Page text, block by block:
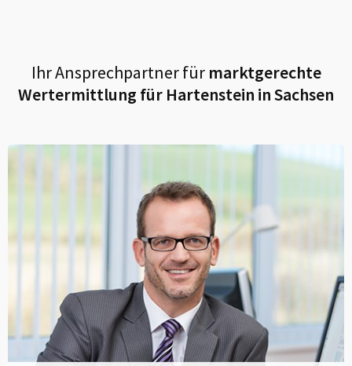
Ihr Ansprechpartner fürmarktgerechte
Wertermittlung für Hartenstein in Sachsen